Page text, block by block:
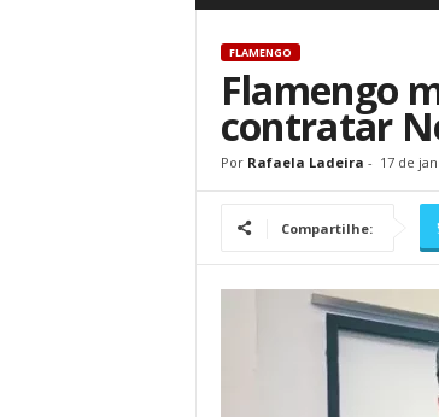
FLAMENGO
Flamengo
contratar
Por Rafaela Ladeira - 17 de
Compartilhe: